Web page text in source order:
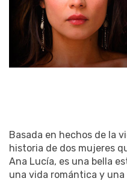
Basada en hechos de la
historia de dos mujeres
Ana Lucía, es una bella
una vida romántica y